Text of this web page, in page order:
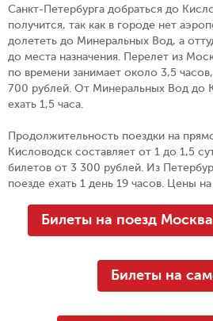
Санкт-Петербурга добраться до
получится, так как в городе нет
долететь до Минеральных Вод, а
до места назначения. Перелет из
по времени занимает около 3,5
700 рублей. От Минеральных Вод до
ехать 1,5 часа.
Продолжительность поездки на
Кисловодск составляет от 1 до 1,5
билетов от 3 300 рублей. Из
поезде ехать 1 день 19 часов. Цены
Билеты на поезд
Билеты на